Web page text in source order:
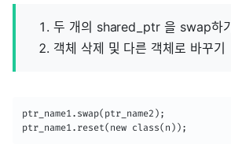
두 개의 shared_ptr 을 swap하기
객체 삭제 및 다른 객체로 바꾸기
ptr_name1.swap(ptr_name2);
ptr_name1.reset(new class(n));